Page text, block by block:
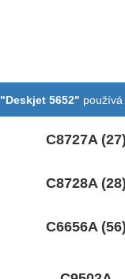
"Deskjet 5652"
C8727A (27)
C8728A (28)
C6656A (56)